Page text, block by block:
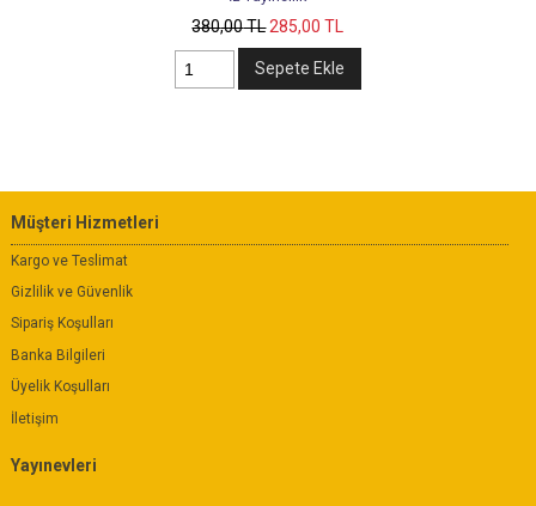
380,00TL285,00 TL
Sepete Ekle
Müşteri Hizmetleri
Kargo ve Teslimat
Gizlilik ve Güvenlik
Sipariş Koşulları
Banka Bilgileri
Üyelik Koşulları
İletişim
Yayınevleri